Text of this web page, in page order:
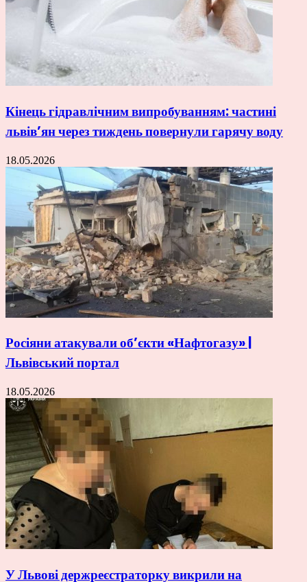
Кінець гідравлічним випробуванням: частині
львів’ян через тиждень повернули гарячу воду
18.05.2026
Росіяни атакували об’єкти «Нафтогазу» |
Львівський портал
18.05.2026
У Львові держреєстраторку викрили на